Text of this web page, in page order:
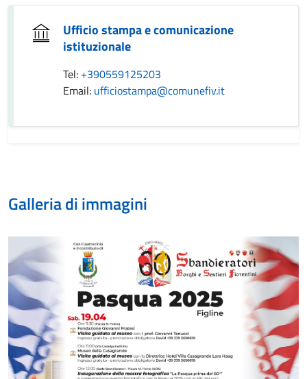
Ufficio stampa e comunicazione
istituzionale
Tel: +390559125203
Email: ufficiostampa@comunefiv.it
Galleria di immagini